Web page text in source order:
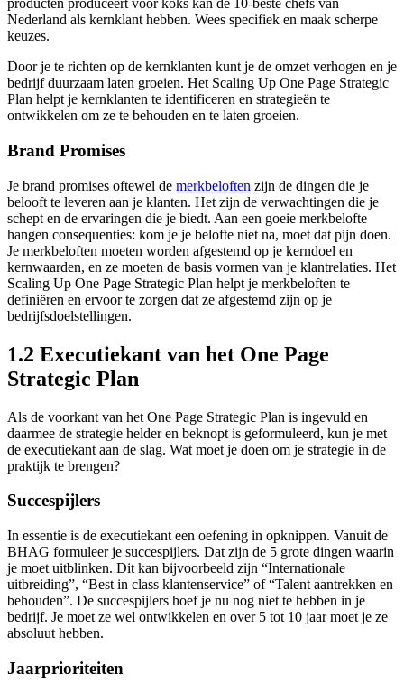
producten produceert voor koks kan de 10-beste chefs van
Nederland als kernklant hebben. Wees specifiek en maak scherpe
keuzes.
Door je te richten op de kernklanten kunt je de omzet verhogen en je
bedrijf duurzaam laten groeien. Het Scaling Up One Page Strategic
Plan helpt je kernklanten te identificeren en strategieën te
ontwikkelen om ze te behouden en te laten groeien.
Brand Promises
Je brand promises oftewel de merkbeloften zijn de dingen die je
belooft te leveren aan je klanten. Het zijn de verwachtingen die je
schept en de ervaringen die je biedt. Aan een goeie merkbelofte
hangen consequenties: kom je je belofte niet na, moet dat pijn doen.
Je merkbeloften moeten worden afgestemd op je kerndoel en
kernwaarden, en ze moeten de basis vormen van je klantrelaties. Het
Scaling Up One Page Strategic Plan helpt je merkbeloften te
definiëren en ervoor te zorgen dat ze afgestemd zijn op je
bedrijfsdoelstellingen.
1.2 Executiekant van het One Page
Strategic Plan
Als de voorkant van het One Page Strategic Plan is ingevuld en
daarmee de strategie helder en beknopt is geformuleerd, kun je met
de executiekant aan de slag. Wat moet je doen om je strategie in de
praktijk te brengen?
Succespijlers
In essentie is de executiekant een oefening in opknippen. Vanuit de
BHAG formuleer je succespijlers. Dat zijn de 5 grote dingen waarin
je moet uitblinken. Dit kan bijvoorbeeld zijn “Internationale
uitbreiding”, “Best in class klantenservice” of “Talent aantrekken en
behouden”. De succespijlers hoef je nu nog niet te hebben in je
bedrijf. Je moet ze wel ontwikkelen en over 5 tot 10 jaar moet je ze
absoluut hebben.
Jaarprioriteiten